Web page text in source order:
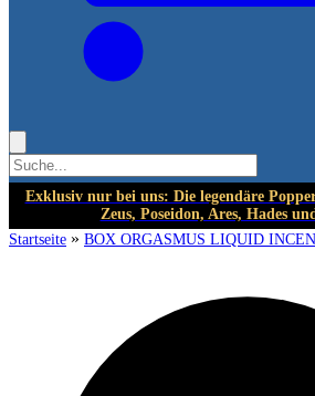
Exklusiv nur bei uns: Die legendäre
Zeus, Poseidon, Ares, Hades
Startseite » BOX ORGASMUS LIQUID